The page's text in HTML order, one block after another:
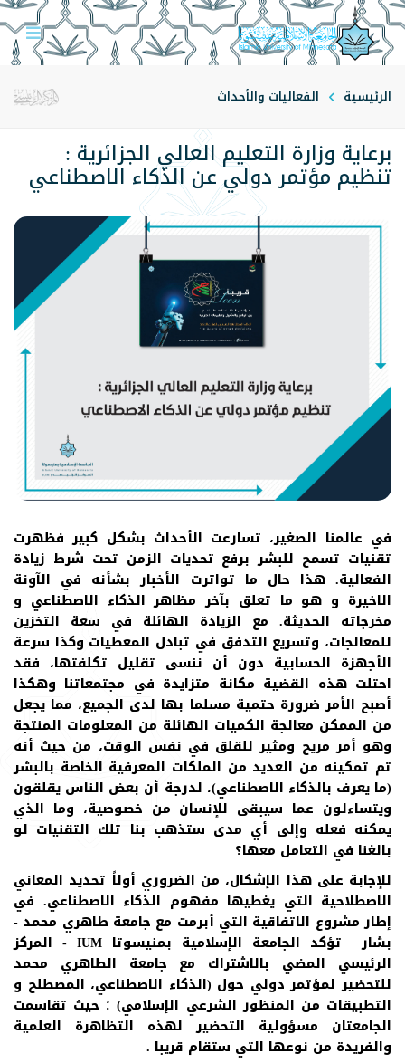
الرئيسية الفعاليات والأحداث
برعاية وزارة التعليم العالي الجزائرية :
تنظيم مؤتمر دولي عن الذكاء الاصطناعي
في عالمنا الصغير، تسارعت الأحداث بشكل كبير فظهرت
تقنيات تسمح للبشر برفع تحديات الزمن تحت شرط زيادة
الفعالية. هذا حال ما تواترت الأخبار بشأنه في الآونة
الاخيرة و هو ما تعلق بآخر مظاهر الذكاء الاصطناعي و
مخرجاته الحديثة. مع الزيادة الهائلة في سعة التخزين
للمعالجات، وتسريع التدفق في تبادل المعطيات وكذا سرعة
الأجهزة الحسابية دون أن ننسى تقليل تكلفتها، فقد
احتلت هذه القضية مكانة متزايدة في مجتمعاتنا وهكذا
أصبح الأمر ضرورة حتمية مسلما بها لدى الجميع، مما يجعل
من الممكن معالجة الكميات الهائلة من المعلومات المنتجة
وهو أمر مريح ومثير للقلق في نفس الوقت، من حيث أنه
تم تمكينه من العديد من الملكات المعرفية الخاصة بالبشر
(ما يعرف بالذكاء الاصطناعي)، لدرجة أن بعض الناس يقلقون
ويتساءلون عما سيبقى للإنسان من خصوصية، وما الذي
يمكنه فعله وإلى أي مدى ستذهب بنا تلك التقنيات لو
بالغنا في التعامل معها؟
للإجابة على هذا الإشكال، من الضروري أولاً تحديد المعاني
الاصطلاحية التي يغطيها مفهوم الذكاء الاصطناعي. في
إطار مشروع الاتفاقية التي أبرمت مع جامعة طاهري محمد -
بشار تؤكد الجامعة الإسلامية بمنيسوتا IUM - المركز
الرئيسي المضي بالاشتراك مع جامعة الطاهري محمد
للتحضير لمؤتمر دولي حول (الذكاء الاصطناعي، المصطلح و
التطبيقات من المنظور الشرعي الإسلامي) ؛ حيث تقاسمت
الجامعتان مسؤولية التحضير لهذه التظاهرة العلمية
والفريدة من نوعها التي ستقام قريبا .